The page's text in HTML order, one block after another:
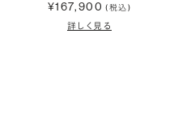
¥167,900 (税込)
詳しく見る